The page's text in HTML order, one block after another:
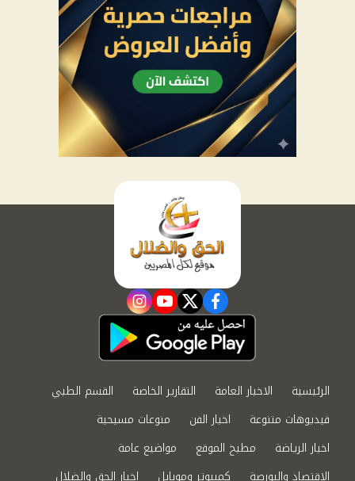
facebook
twitter
youtube
instagram
الرئيسية الاخبار العامة التقارير الخاصة
القسم الطبي
فيديوهات متنوعة
اخبار الفن
منوعات مسيحية
اخبار الرياضة
مطبخ الموقع
مواضيع عامة
الاقتصاد والبورصة
كمبيوتر وموبايل اخبار الحق والضلال